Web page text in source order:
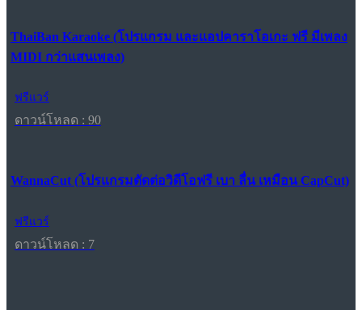
ThaiBan Karaoke (โปรแกรม และแอปคาราโอเกะ ฟรี มีเพลง
MIDI กว่าแสนเพลง)
ฟรีแวร์
ดาวน์โหลด : 90
WannaCut (โปรแกรมตัดต่อวิดีโอฟรี เบา ลื่น เหมือน CapCut)
ฟรีแวร์
ดาวน์โหลด : 7